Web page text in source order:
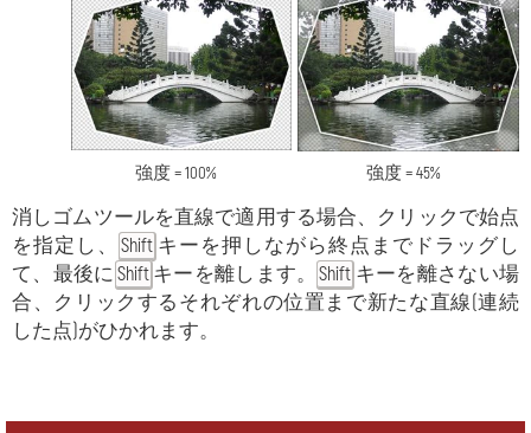
強度 = 100% 強度 = 45%
消しゴムツールを直線で適用する場合、クリックで始点
を指定し、
Shift キーを押しながら終点までドラッグし
て、最後に Shift キーを離します。 Shift キーを離さない場
合、クリックするそれぞれの位置まで新たな直線(連続
した点)がひかれます。